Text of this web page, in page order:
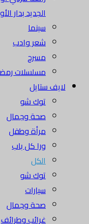
الجديد بدار
سينما
شعر وادب
مسرح
مسلسلات رمضان
لايف ستايل
توك شو
صحة وجمال
مرأة وطفل
ورا كل باب
الكل
توك شو
سيارات
صحة وجمال
غرائب وطرائف